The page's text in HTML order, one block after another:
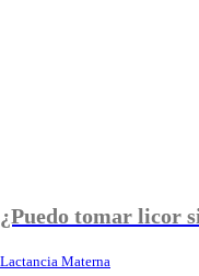
¿Puedo tomar licor
Lactancia Materna